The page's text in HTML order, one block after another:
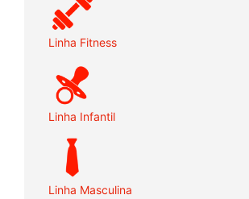
Linha Fitness
Linha Infantil
Linha Masculina